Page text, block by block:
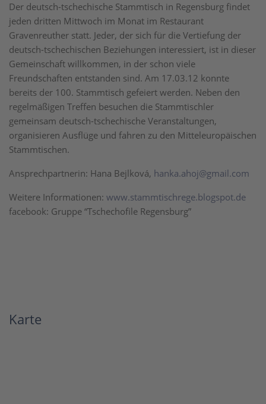
Der deutsch-tschechische Stammtisch in Regensburg findet
jeden dritten Mittwoch im Monat im Restaurant
Gravenreuther statt. Jeder, der sich für die Vertiefung der
deutsch-tschechischen Beziehungen interessiert, ist in dieser
Gemeinschaft willkommen, in der schon viele
Freundschaften entstanden sind. Am 17.03.12 konnte
bereits der 100. Stammtisch gefeiert werden. Neben den
regelmäßigen Treffen besuchen die Stammtischler
gemeinsam deutsch-tschechische Veranstaltungen,
organisieren Ausflüge und fahren zu den Mitteleuropäischen
Stammtischen.
Ansprechpartnerin: Hana Bejlková, hanka.ahoj@gmail.com
Weitere Informationen: www.stammtischrege.blogspot.de
facebook: Gruppe “Tschechofile Regensburg”
Karte